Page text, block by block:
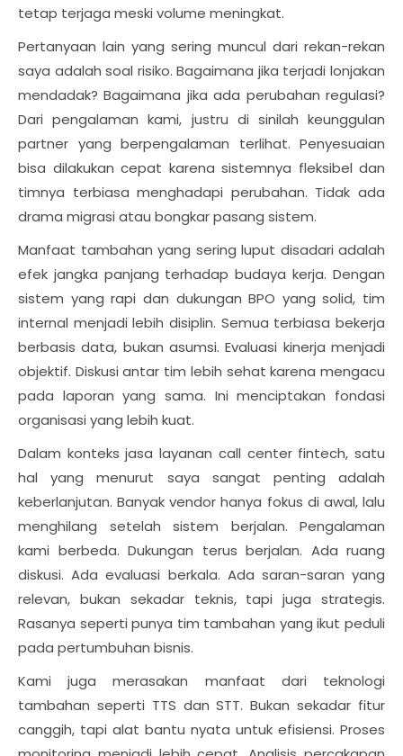
tetap terjaga meski volume meningkat.
Pertanyaan lain yang sering muncul dari rekan-rekan
saya adalah soal risiko. Bagaimana jika terjadi lonjakan
mendadak? Bagaimana jika ada perubahan regulasi?
Dari pengalaman kami, justru di sinilah keunggulan
partner yang berpengalaman terlihat. Penyesuaian
bisa dilakukan cepat karena sistemnya fleksibel dan
timnya terbiasa menghadapi perubahan. Tidak ada
drama migrasi atau bongkar pasang sistem.
Manfaat tambahan yang sering luput disadari adalah
efek jangka panjang terhadap budaya kerja. Dengan
sistem yang rapi dan dukungan BPO yang solid, tim
internal menjadi lebih disiplin. Semua terbiasa bekerja
berbasis data, bukan asumsi. Evaluasi kinerja menjadi
objektif. Diskusi antar tim lebih sehat karena mengacu
pada laporan yang sama. Ini menciptakan fondasi
organisasi yang lebih kuat.
Dalam konteks jasa layanan call center fintech, satu
hal yang menurut saya sangat penting adalah
keberlanjutan. Banyak vendor hanya fokus di awal, lalu
menghilang setelah sistem berjalan. Pengalaman
kami berbeda. Dukungan terus berjalan. Ada ruang
diskusi. Ada evaluasi berkala. Ada saran-saran yang
relevan, bukan sekadar teknis, tapi juga strategis.
Rasanya seperti punya tim tambahan yang ikut peduli
pada pertumbuhan bisnis.
Kami juga merasakan manfaat dari teknologi
tambahan seperti TTS dan STT. Bukan sekadar fitur
canggih, tapi alat bantu nyata untuk efisiensi. Proses